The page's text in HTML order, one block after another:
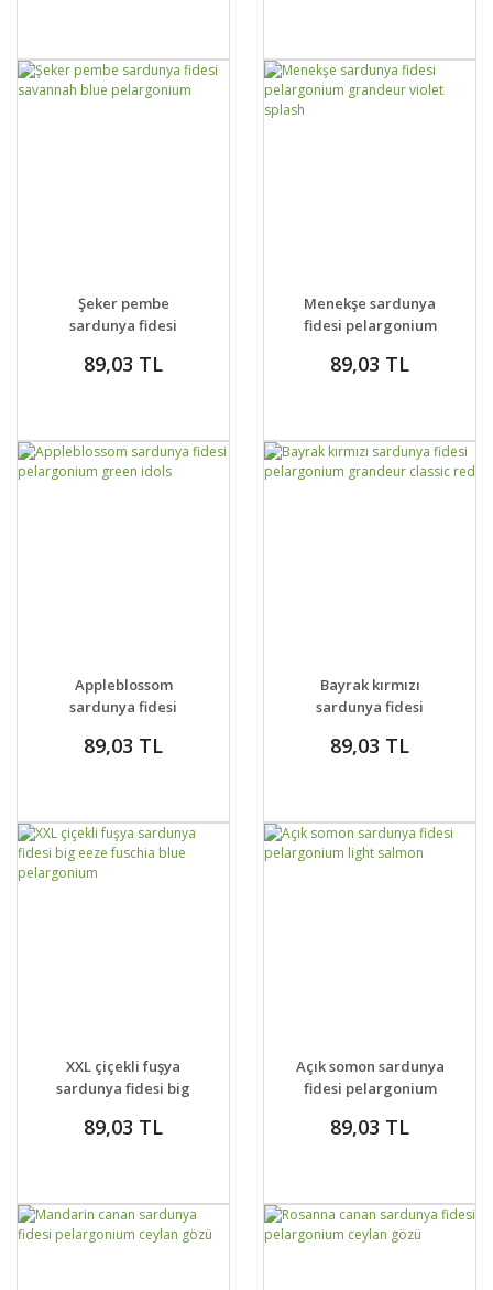
DETAYLAR
VER
Şeker pembe
sardunya fidesi
pelargonium
89,03 TL
DETAYLAR
VER
Menekşe sardunya
fidesi pelargonium
splash
89,03 TL
DETAYLAR
VER
Appleblossom
sardunya fidesi
idols
89,03 TL
DETAYLAR
VER
Bayrak kırmızı
sardunya fidesi
grandeur classic red
89,03 TL
DETAYLAR
VER
XXL çiçekli fuşya
sardunya fidesi big
pelargonium
89,03 TL
DETAYLAR
VER
Açık somon sardunya
fidesi pelargonium
89,03 TL